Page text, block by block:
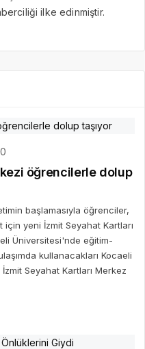
ilke edinmiştir.
öğrencilerle dolup
başlamasıyla öğrenciler,
için yeni İzmit Seyahat Kartları
Üniversitesi'nde eğitim-
kullanacakları Kocaeli
Seyahat Kartları Merkez